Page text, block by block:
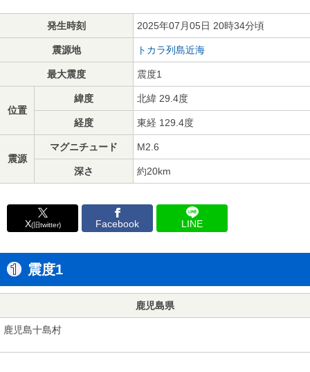
発生時刻 2025年07月05日 20時34分頃
震源地 トカラ列島近海
最大震度 震度1
位置
緯度 北緯 29.4度
経度 東経 129.4度
震源
マグニチュード M2.6
深さ 約20km
X(旧twitter) Facebook LINE
震度1
鹿児島県
鹿児島十島村